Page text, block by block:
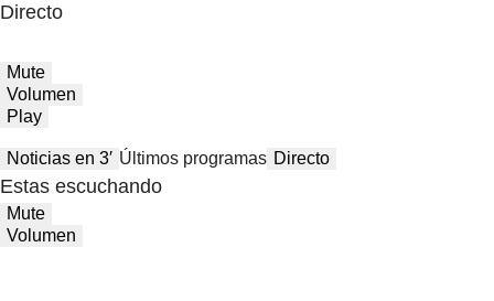
Directo
Mute
Volumen
Play
Noticias en 3′ Últimos programas Directo
Estas escuchando
Mute
Volumen